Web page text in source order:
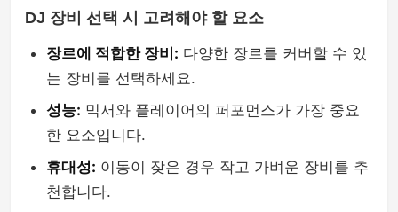
DJ 장비 선택 시 고려해야 할 요소
장르에 적합한 장비: 다양한 장르를 커버할 수 있
는 장비를 선택하세요.
성능: 믹서와 플레이어의 퍼포먼스가 가장 중요
한 요소입니다.
휴대성: 이동이 잦은 경우 작고 가벼운 장비를 추
천합니다.